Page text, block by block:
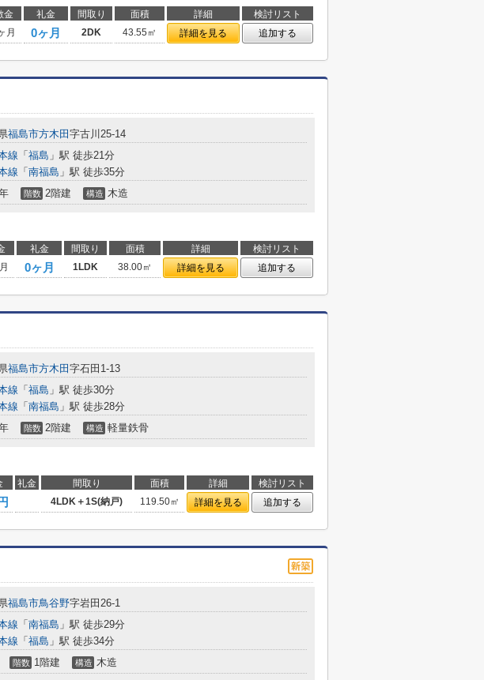
金 礼金 間取り 面積 詳細
検討リスト
月 0ヶ月 2DK 43.55㎡ 詳細を見る 追加する
福島市方木田 字古川25-14
線 「 福島 」駅 徒歩21分
線 「 南福島 」駅 徒歩35分
階数 2階建 構造 木造
礼金 間取り 面積 詳細
検討リスト
0ヶ月 1LDK 38.00㎡ 詳細を見る 追加する
福島市方木田 字石田1-13
線 「 福島 」駅 徒歩30分
線 「 南福島 」駅 徒歩28分
階数 2階建 構造 軽量鉄骨
礼金 間取り 面積 詳細
検討リスト
4LDK＋1S(納戸) 119.50㎡ 詳細を見る 追加する
福島市鳥谷野字岩田26-1
線 「 南福島 」駅 徒歩29分
線 「 福島 」駅 徒歩34分
階数 1階建 構造 木造